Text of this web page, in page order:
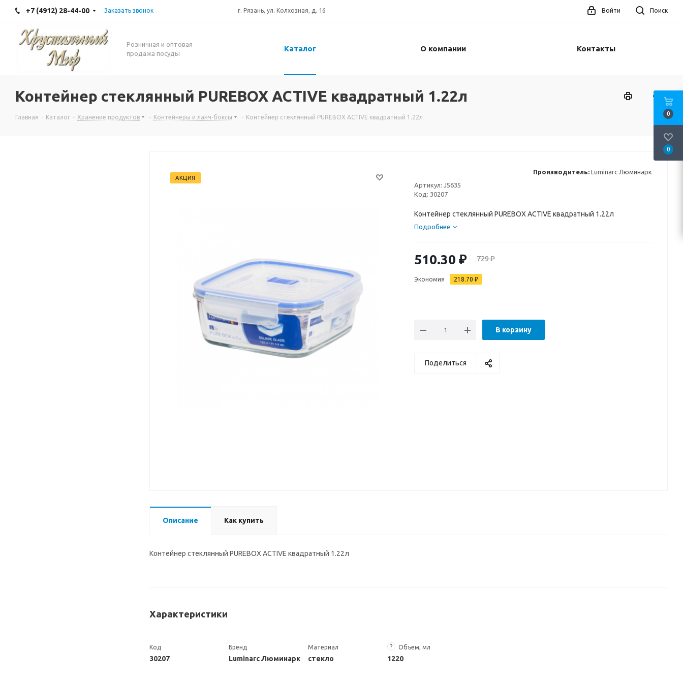
+7 (4912) 28-44-00 Заказать звонок г. Рязань, ул. Колхозная, д. 16 Поиск
Войти
Розничная и оптовая
продажа посуды
Каталог О компании Контакты
Контейнер стеклянный PUREBOX ACTIVE квадратный 1.22л
Главная - Каталог - Хранение продуктов - Контейнеры и ланч-боксы - Контейнер стеклянный PUREBOX ACTIVE квадратный 1.22л
АКЦИЯ
Производитель: Luminarc Люминарк
Артикул: J5635
Код: 30207
Контейнер стеклянный PUREBOX ACTIVE квадратный 1.22л
Подробнее
510.30 ₽ 729₽
Экономия 218.70 ₽
В корзину
Поделиться
Описание Как купить
Контейнер стеклянный PUREBOX ACTIVE квадратный 1.22л
Характеристики
Код
30207
Бренд
Luminarc Люминарк
Материал
стекло
? Объем, мл
1220
0
0